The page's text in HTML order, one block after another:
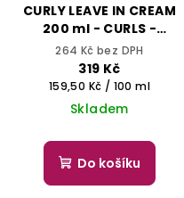
CURLY LEAVE IN CREAM
200 ml - CURLS -
YELLOW PROFESSIONAL
264 Kč bez DPH
319 Kč
Měrná
cena:
159,50 Kč / 100 ml
Skladem
Do košíku